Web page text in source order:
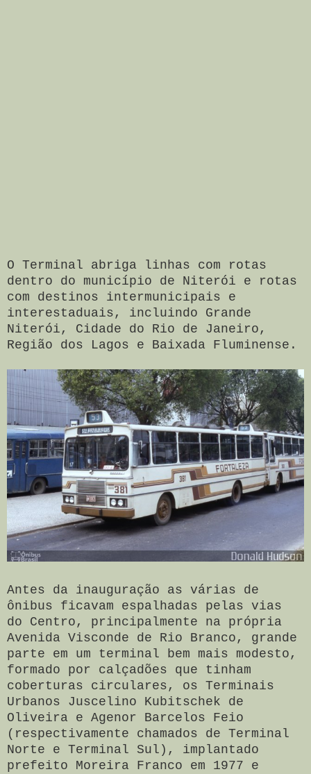
O Terminal abriga linhas com rotas
dentro do município de Niterói e rotas
com destinos intermunicipais e
interestaduais, incluindo Grande
Niterói, Cidade do Rio de Janeiro,
Região dos Lagos e Baixada Fluminense.
Antes da inauguração as várias de
ônibus ficavam espalhadas pelas vias
do Centro, principalmente na própria
Avenida Visconde de Rio Branco, grande
parte em um terminal bem mais modesto,
formado por calçadões que tinham
coberturas circulares, os Terminais
Urbanos Juscelino Kubitschek de
Oliveira e Agenor Barcelos Feio
(respectivamente chamados de Terminal
Norte e Terminal Sul), implantado
prefeito Moreira Franco em 1977 e